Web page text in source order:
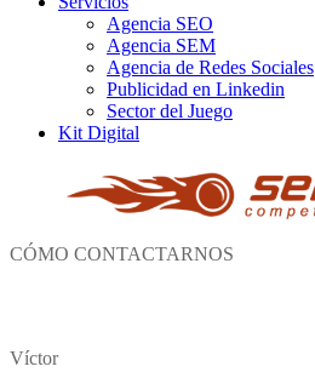
Agencia SEO
Agencia SEM
Agencia de Redes Sociales
Publicidad en Linkedin
Sector del Juego
Kit Digital
CÓMO CONTACTARNOS
Víctor